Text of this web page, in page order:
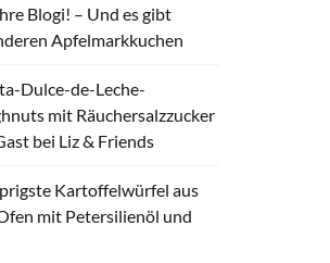
Blogi! – Und es gibt
Apfelmarkkuchen
Dulce-de-Leche-
mit Räuchersalzzucker
bei Liz & Friends
Kartoffelwürfel aus
mit Petersilienöl und